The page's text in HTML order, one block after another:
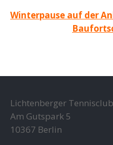
Winterpause auf der
Lichtenberger Tennisclub
Am Gutspark 5
10367 Berlin